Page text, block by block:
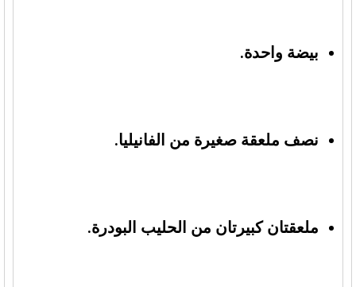
بيضة واحدة.
نصف ملعقة صغيرة من الفانيليا.
ملعقتان كبيرتان من الحليب البودرة.